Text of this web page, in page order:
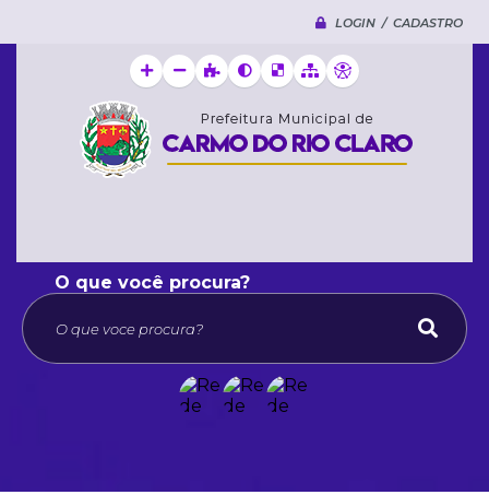
LOGIN / CADASTRO
O que voce procura?